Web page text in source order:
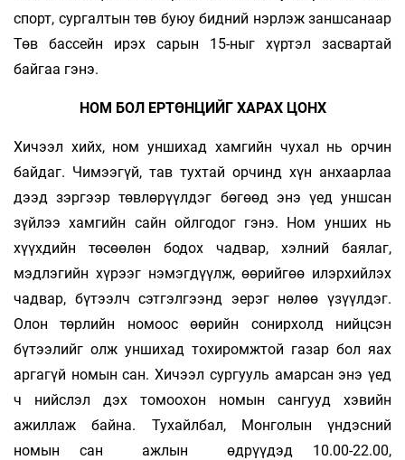
спорт, сургалтын төв буюу бидний нэрлэж заншсанаар
Төв бассейн ирэх сарын 15-ныг хүртэл засвартай
байгаа гэнэ.
НОМ БОЛ ЕРТӨНЦИЙГ ХАРАХ ЦОНХ
Хичээл хийх, ном уншихад хамгийн чухал нь орчин
байдаг. Чимээгүй, тав тухтай орчинд хүн анхаарлаа
дээд зэргээр төвлөрүүлдэг бөгөөд энэ үед уншсан
зүйлээ хамгийн сайн ойлгодог гэнэ. Ном унших нь
хүүхдийн төсөөлөн бодох чадвар, хэлний баялаг,
мэдлэгийн хүрээг нэмэгдүүлж, өөрийгөө илэрхийлэх
чадвар, бүтээлч сэтгэлгээнд эерэг нөлөө үзүүлдэг.
Олон төрлийн номоос өөрийн сонирхолд нийцсэн
бүтээлийг олж уншихад тохиромжтой газар бол яах
аргагүй номын сан. Хичээл сургууль амарсан энэ үед
ч нийслэл дэх томоохон номын сангууд хэвийн
ажиллаж байна. Тухайлбал, Монголын үндэсний
номын сан ажлын өдрүүдэд 10.00-22.00,